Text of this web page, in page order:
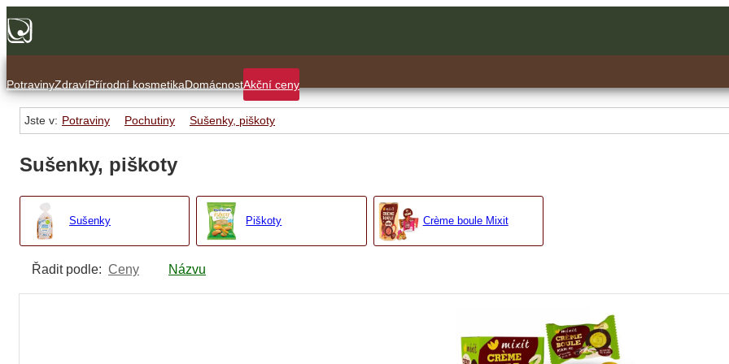
PotravinyZdravíPřírodní kosmetikaDomácnostAkční ceny
Jste v: Potraviny Pochutiny Sušenky, piškoty
Sušenky, piškoty
Sušenky Piškoty Crème boule Mixit
Řadit podle: Ceny Názvu